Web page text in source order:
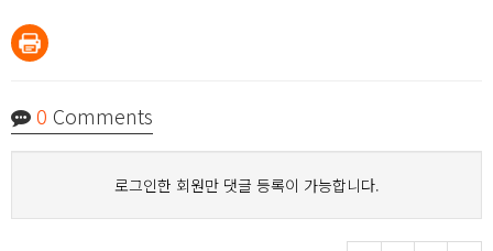
0 Comments
로그인한 회원만 댓글 등록이 가능합니다.